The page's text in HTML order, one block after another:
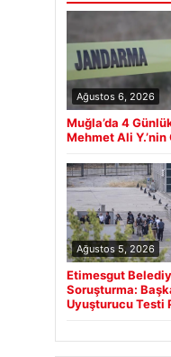
Ağustos 6, 2026
Muğla’da 4
Mehmet Ali
Ağustos 5, 2026
Etimesgut
Soruşturma:
Uyuşturucu Testi